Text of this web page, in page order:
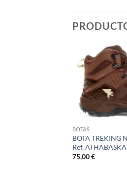
BOTAS
BOTA TREKING
Ref.
75,00€